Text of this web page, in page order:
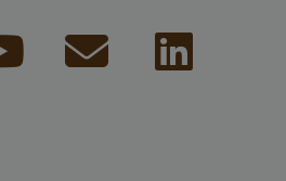
www.cavotec.com
www.vandenberghardhout.com